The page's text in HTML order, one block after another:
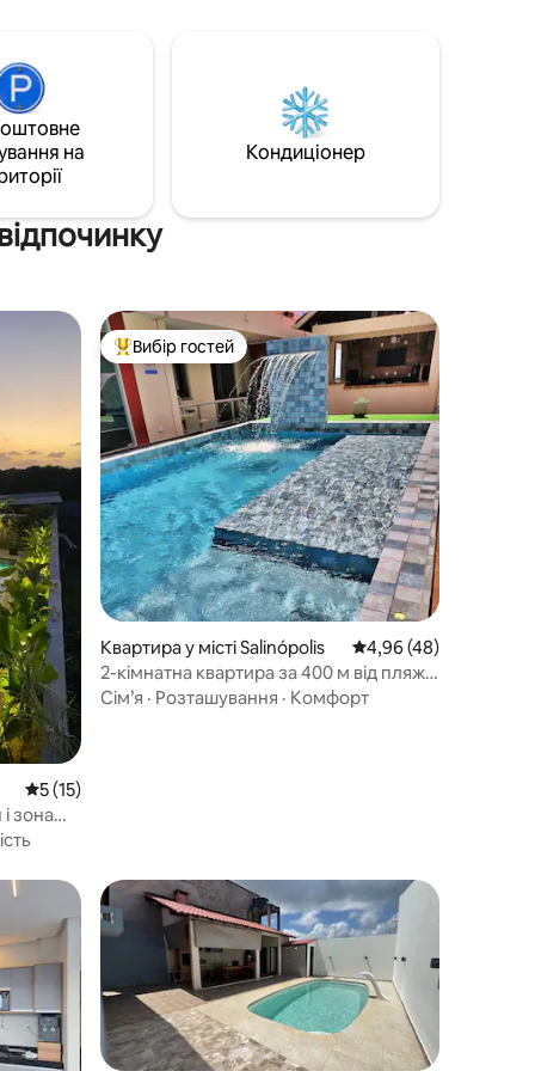
і
Фен Вартість енергії 60 кВт/день Ми не
надаємо вам рушники Enxoval simples 1
на
Кондиціонер
Середня оцінка: 5 з 5, відгуки: 15
5 (15)
зона
Топ вибір гостей
Вибір гостей
Квартира у місті Salinópolis Середня оцінка: 4,96
4,96 (48)
2-кімнатна квартира за 400 м від пляжу
Аталайя
Сім’я · Розташування · Комфорт